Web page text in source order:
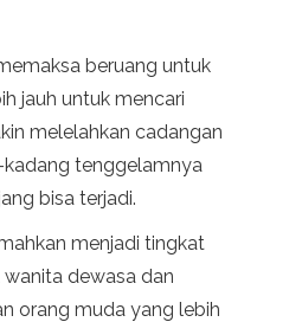
beruang untuk
jauh untuk mencari
melelahkan cadangan
kadang tenggelamnya
bisa terjadi.
menjadi tingkat
dewasa dan
orang muda yang lebih